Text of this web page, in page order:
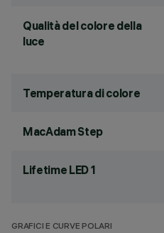
Qualità del colore della
luce
Temperatura di colore
MacAdam Step
Lifetime LED 1
GRAFICI E CURVE POLARI